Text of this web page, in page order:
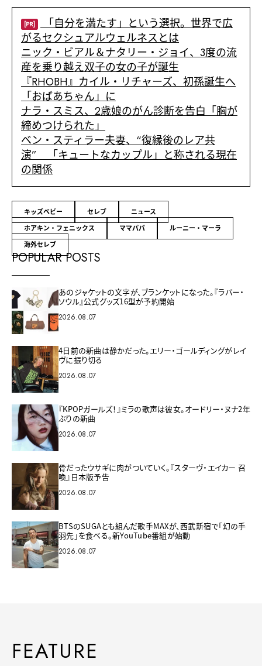
[PR]
「自分を満たす」という選択。世界で広
がるセクシュアルウェルネスとは
ニック・ビアル＆ナタリー・ジョイ、3度の流
産を乗り越え双子の女の子が誕生
『RHOBH』カイル・リチャーズ、初孫誕生へ
「おばあちゃん」に
ナラ・スミス、2歳娘のがん診断を告白「胸が
締めつけられた」
ベン・スティラー夫妻、“復縁後のレア共
演” 「キュートなカップル」と称される現在
の関係
キッズベビー セレブ
ニュース
ホアキン・フェニックス
ママパパ
ルーニー・マーラ
海外セレブ
POPULAR POSTS
あのジャケットの文字が、ブランケットになった。『ラバー・
ソウル』公式グッズ16型が予約開始
2026.08.07
4日前の新曲は静かだった。エリー・ゴールディングがレイ
ヴに振り切る
2026.08.07
『KPOPガールズ！』ミラの歌声は彼女。オードリー・ヌナ2年
ぶりの新曲
2026.08.07
骨だったウサギに肉がついていく。『スターヴ・エイカー 召
喚』日本版予告
2026.08.07
BTSのSUGAとも組んだ歌手MAXが、西武新宿で「幻の手
羽先」を食べる。新YouTube番組が始動
2026.08.07
FEATURE